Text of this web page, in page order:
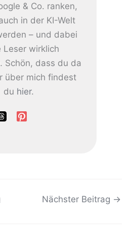
& Co. ranken,
in der KI-Welt
– und dabei
Leser wirklich
Schön, dass du da
über mich findest
du hier.
Nächster Beitrag →